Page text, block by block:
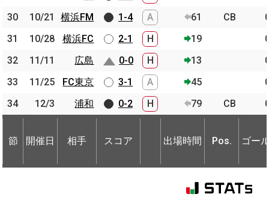
30
10/21 横浜FM 1-4 A 61 CB
31
10/28 横浜FC 2-1 H 19
32
11/11 広島 0-0 H 13
33
11/25 FC東京 3-1 A 45
34
12/3 浦和 0-2 H 79 CB
節 開催日 相手 スコア 出場時間 Pos. ゴー
30
10/21
横浜FM
31
10/28
横浜FC
32
11/11
広島
33
11/25
FC東京
34
12/3 浦和
節 開催日 相手